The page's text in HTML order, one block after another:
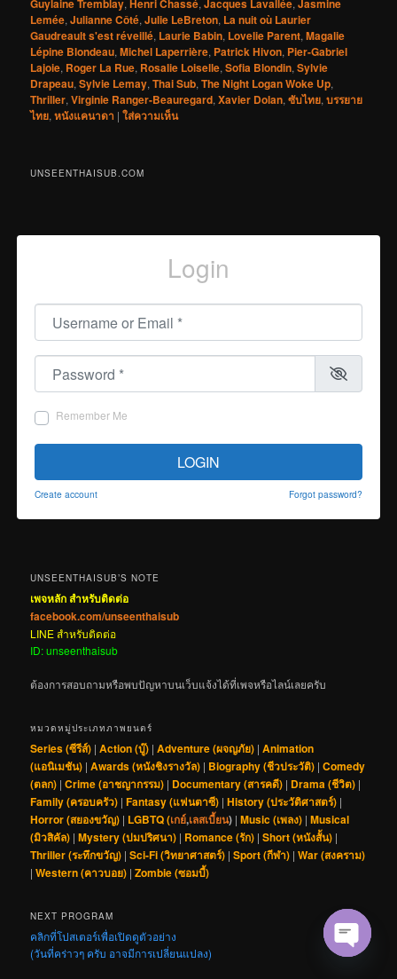
Guylaine Tremblay,Henri Chassé,Jacques Lavallée,Jasmine
Lemée,Julianne Côté,Julie LeBreton, La nuit où Laurier
Gaudreault s'est réveillé, Laurie Babin, Lovelie Parent,Magalie
Lépine Blondeau,Michel Laperrière, Patrick Hivon, Pier-Gabriel
Lajoie, Roger La Rue, Rosalie Loiselle,Sofia Blondin,Sylvie
Drapeau,Sylvie Lemay,Thai Sub,The Night Logan Woke Up,
Thriller,Virginie Ranger-Beauregard,Xavier Dolan,ซับไทย,บรรยาย
ไทย,หนังแคนาดา |ใส่ความเห็น
UNSEENTHAISUB.COM
Login
Username or Email
Password
Remember Me
LOGIN
Create account Forgot password?
UNSEENTHAISUB’S NOTE
เพจหลัก สำหรับติดต่อ
facebook.com/unseenthaisub
LINE สำหรับติดต่อ
ID: unseenthaisub
ต้องการสอบถามหรือพบปัญหาบนเว็บแจ้งได้ที่เพจหรือไลน์เลยครับ
หมวดหมู่ประเภทภาพยนตร์
Series (ซีรีส์) |Action (บู๊) |Adventure (ผจญภัย) |Animation
(แอนิเมชัน) |Awards (หนังชิงรางวัล) | Biography (ชีวประวัติ) |Comedy
(ตลก) |Crime (อาชญากรรม) | Documentary (สารคดี) | Drama (ชีวิต) |
Family (ครอบครัว) |Fantasy (แฟนตาซี) |History (ประวัติศาสตร์) |
Horror (สยองขวัญ) | LGBTQ (เกย์,เลสเบี้ยน) |Music (เพลง) |Musical
(มิวสิคัล) |Mystery (ปมปริศนา) | Romance (รัก) |Short (หนังสั้น) |
Thriller (ระทึกขวัญ) |Sci-Fi (วิทยาศาสตร์) |Sport (กีฬา) |War (สงคราม)
|Western (คาวบอย) |Zombie (ซอมบี้)
NEXT PROGRAM
คลิกที่โปสเตอร์เพื่อเปิดดูตัวอย่าง
(วันที่คร่าวๆ ครับ อาจมีการเปลี่ยนแปลง)